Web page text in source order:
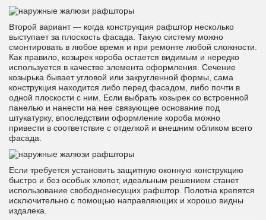
Второй вариант — когда конструкция рафштор несколько
выступает за плоскость фасада. Такую систему можно
смонтировать в любое время и при ремонте любой сложности.
Как правило, козырек короба остается видимым и нередко
используется в качестве элемента оформления. Сечение
козырька бывает угловой или закругленной формы, сама
конструкция находится либо перед фасадом, либо почти в
одной плоскости с ним. Если выбрать козырек со встроенной
панелью и нанести на нее связующее основание под
штукатурку, впоследствии оформление короба можно
привести в соответствие с отделкой и внешним обликом всего
фасада.
Если требуется установить защитную оконную конструкцию
быстро и без особых хлопот, идеальным решением станет
использование свободнонесущих рафштор. Полотна крепятся
исключительно с помощью направляющих и хорошо видны
издалека.